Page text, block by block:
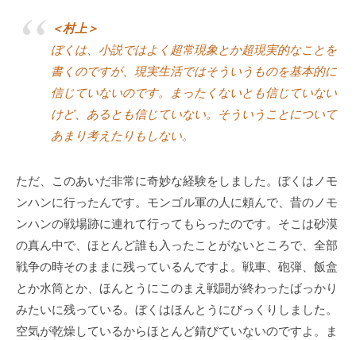
＜村上＞
ぼくは、小説ではよく超常現象とか超現実的なことを
書くのですが、現実生活ではそういうものを基本的に
信じていないのです。まったくないとも信じていない
けど、あるとも信じていない。そういうことについて
あまり考えたりもしない。
ただ、このあいだ非常に奇妙な経験をしました。ぼくはノモ
ンハンに行ったんです。モンゴル軍の人に頼んで、昔のノモ
ンハンの戦場跡に連れて行ってもらったのです。そこは砂漠
の真ん中で、ほとんど誰も入ったことがないところで、全部
戦争の時そのままに残っているんですよ。戦車、砲弾、飯盒
とか水筒とか、ほんとうにこのまえ戦闘が終わったばっかり
みたいに残っている。ぼくはほんとうにびっくりしました。
空気が乾燥しているからほとんど錆びていないのですよ。ま